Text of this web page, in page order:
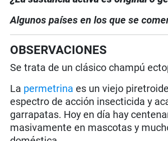
Algunos países en los que se
OBSERVACIONES
Se trata de un clásico champú
La permetrina es un viejo
espectro de acción insecticida y
garrapatas. Hoy en día hay
masivamente en mascotas y